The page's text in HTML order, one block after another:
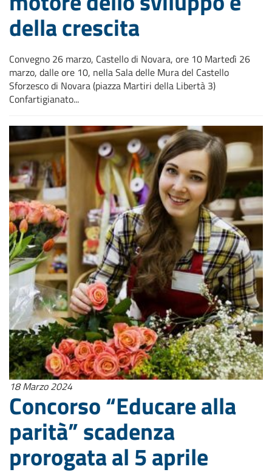
della crescita
Convegno 26 marzo, Castello di Novara, ore 10 Martedì 26
marzo, dalle ore 10, nella Sala delle Mura del Castello
Sforzesco di Novara (piazza Martiri della Libertà 3)
Confartigianato...
18 Marzo 2024
Concorso “Educare alla
parità” scadenza
prorogata al 5 aprile